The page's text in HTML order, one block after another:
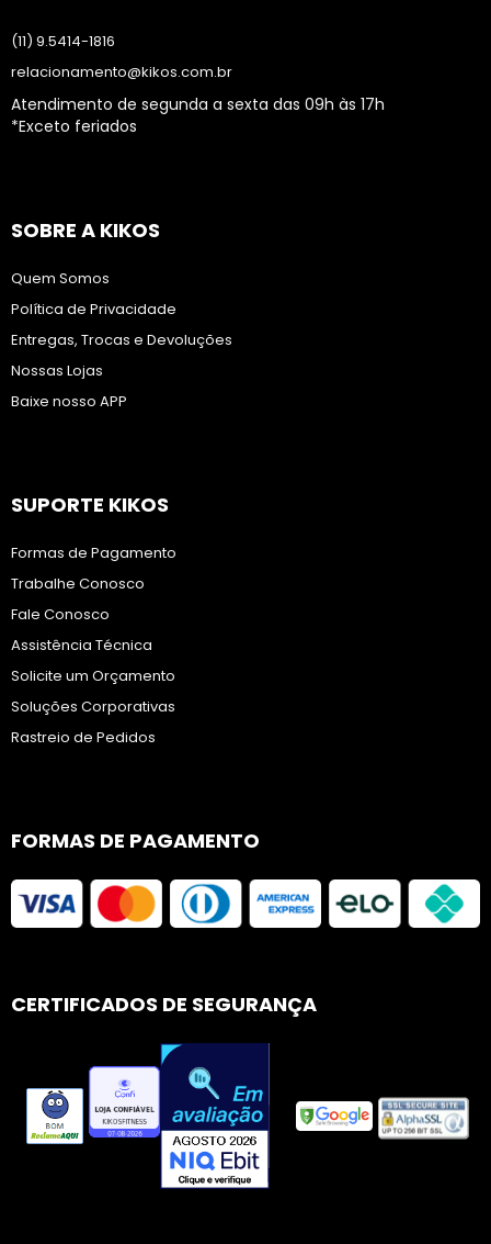
(11) 9.5414-1816
relacionamento@kikos.com.br
Atendimento de segunda a sexta das 09h às 17h
*Exceto feriados
SOBRE A KIKOS
Quem Somos
Política de Privacidade
Entregas, Trocas e Devoluções
Nossas Lojas
Baixe nosso APP
SUPORTE KIKOS
Formas de Pagamento
Trabalhe Conosco
Fale Conosco
Assistência Técnica
Solicite um Orçamento
Soluções Corporativas
Rastreio de Pedidos
FORMAS DE PAGAMENTO
CERTIFICADOS DE SEGURANÇA